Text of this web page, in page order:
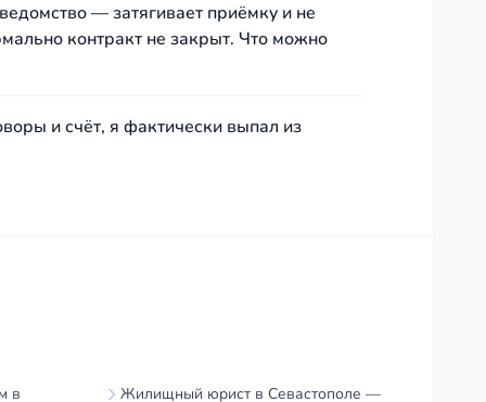
— затягивает приёмку и не
контракт не закрыт. Что можно
и счёт, я фактически выпал из
в Жилищный юрист в Севастополе —